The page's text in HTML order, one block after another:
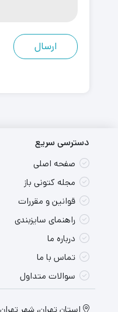
دسترسی سریع
صفحه اصلی
مجله کتونی باز
قوانین و مقررات
راهنمای سایزبندی
درباره ما
تماس با ما
سوالات متداول
استان تهران، شهر تهران